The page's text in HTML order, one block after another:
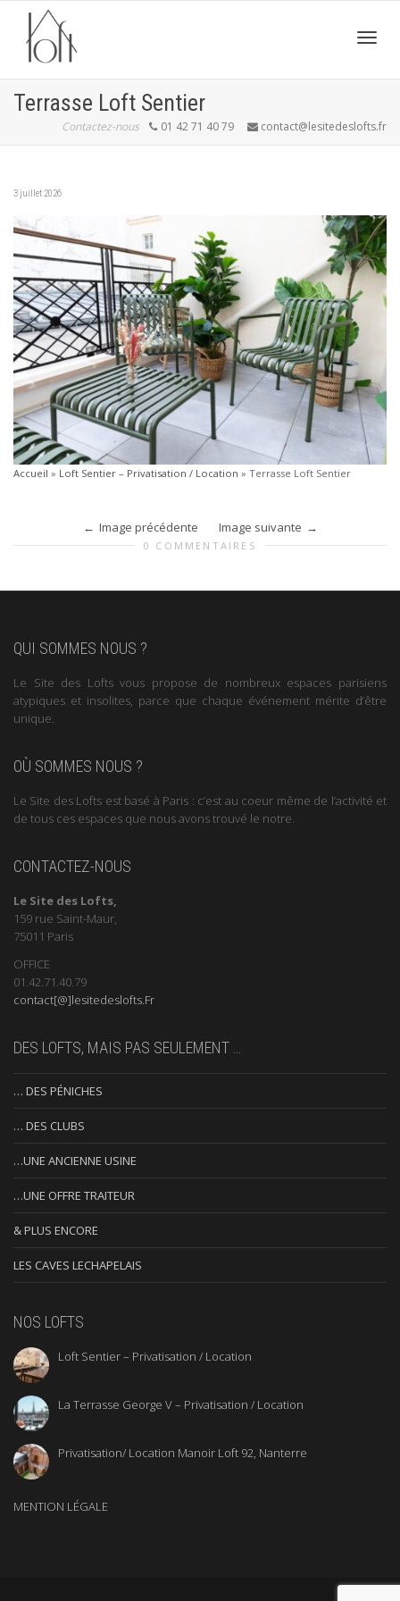
Terrasse Loft Sentier
Contactez-nous 01 42 71 40 79 contact@lesitedeslofts.fr
3 juillet 2026
Accueil » Loft Sentier – Privatisation / Location » Terrasse Loft Sentier
Image précédente Image suivante
0 COMMENTAIRES
QUI SOMMES NOUS ?
Le Site des Lofts vous propose de nombreux espaces parisiens
atypiques et insolites, parce que chaque événement mérite d’être
unique.
OÙ SOMMES NOUS ?
Le Site des Lofts est basé à Paris : c’est au coeur même de l’activité et
de tous ces espaces que nous avons trouvé le notre.
CONTACTEZ-NOUS
Le Site des Lofts,
159 rue Saint-Maur,
75011 Paris
OFFICE
01.42.71.40.79
contact[@]lesitedeslofts.Fr
DES LOFTS, MAIS PAS SEULEMENT …
… DES PÉNICHES
… DES CLUBS
…UNE ANCIENNE USINE
…UNE OFFRE TRAITEUR
& PLUS ENCORE
LES CAVES LECHAPELAIS
NOS LOFTS
Loft Sentier – Privatisation / Location
La Terrasse George V – Privatisation / Location
Privatisation/ Location Manoir Loft 92, Nanterre
MENTION LÉGALE